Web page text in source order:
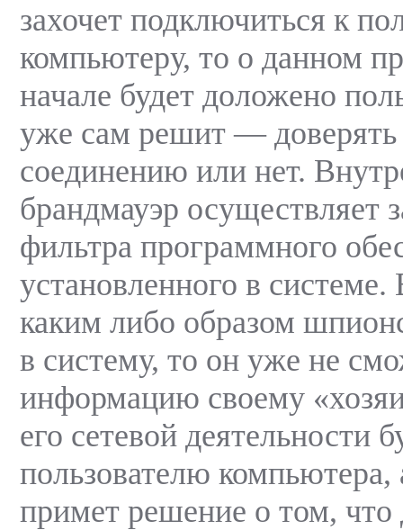
захочет подключиться к
компьютеру, то о данном
начале будет доложено
уже сам решит —
соединению или нет.
брандмауэр осуществляет
фильтра программного
установленного в системе.
каким либо образом
в систему, то он уже не
информацию своему
его сетевой деятельности
пользователю
примет решение о том, что